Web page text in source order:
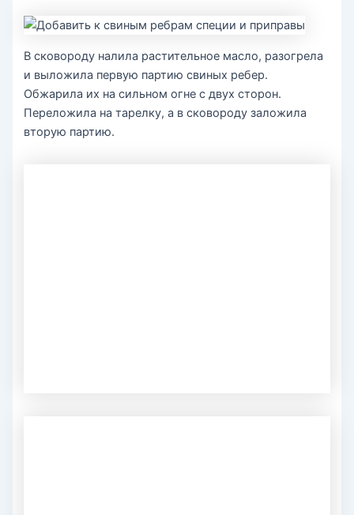
В сковороду налила растительное масло, разогрела
и выложила первую партию свиных ребер.
Обжарила их на сильном огне с двух сторон.
Переложила на тарелку, а в сковороду заложила
вторую партию.